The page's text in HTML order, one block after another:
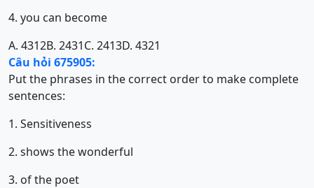
4. you can become
A. 4312B. 2431C. 2413D. 4321
Câu hỏi 675905:
Put the phrases in the correct order to make complete
sentences:
1. Sensitiveness
2. shows the wonderful
3. of the poet